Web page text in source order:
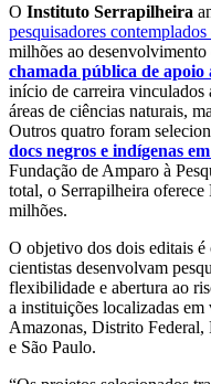
O Instituto Serrapilheira
pesquisadores
milhões ao
chamada pública de apoio
início de carreira vinculados
áreas de ciências naturais,
Outros quatro foram
docs negros e indígenas
Fundação de Amparo à
total, o Serrapilheira
milhões.
O objetivo dos dois editais
cientistas desenvolvam
flexibilidade e abertura ao
a instituições localizadas
Amazonas, Distrito Federal,
e São Paulo.